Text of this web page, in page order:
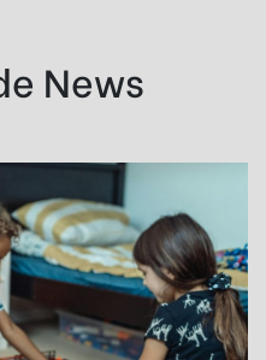
News